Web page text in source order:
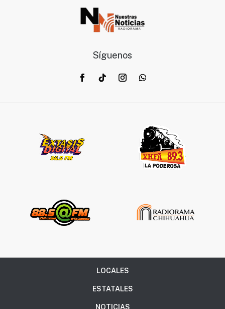
Síguenos
LOCALES
ESTATALES
NOTICIAS